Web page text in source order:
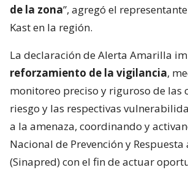
de la zona”, agregó el
Kast en la región.
La declaración de Alerta Amarilla
reforzamiento de la vigilancia,
monitoreo preciso y riguroso de las
riesgo y las respectivas
a la amenaza, coordinando y
Nacional de Prevención y Respuesta
(Sinapred) con el fin de actuar